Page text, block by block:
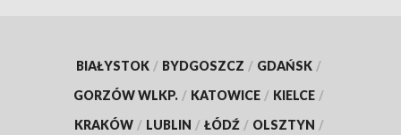
BIAŁYSTOK / BYDGOSZCZ / GDAŃSK /
GORZÓW WLKP. / KATOWICE / KIELCE /
KRAKÓW / LUBLIN / ŁÓDŹ / OLSZTYN /